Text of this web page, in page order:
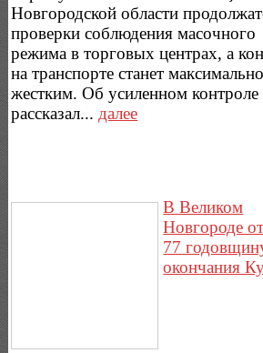
Новгородской области
проверки соблюдения масочного
режима в торговых центрах, а
на транспорте станет максимально
жестким. Об усиленном контроле
рассказал... далее
В Великом
Новгороде
77
окончания